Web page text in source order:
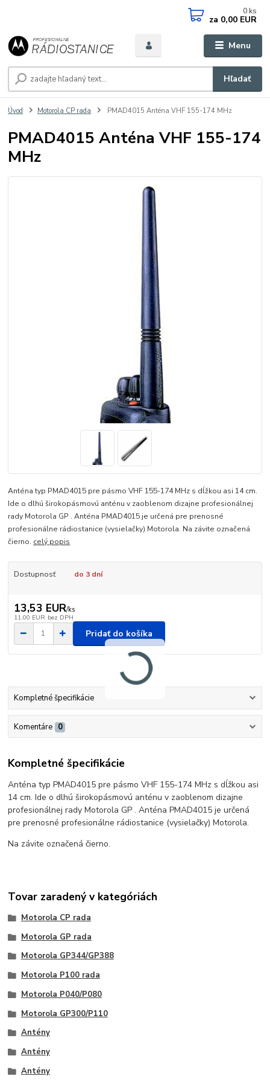
Menu
Hľadať
0 ks
za 0,00 EUR
Úvod Motorola CP rada PMAD4015 Anténa VHF 155-174 MHz
PMAD4015 Anténa VHF 155-174
MHz
Anténa typ PMAD4015 pre pásmo VHF 155-174 MHz s dĺžkou asi 14 cm.
Ide o dlhú širokopásmovú anténu v zaoblenom dizajne profesionálnej
rady Motorola GP . Anténa PMAD4015 je určená pre prenosné
profesionálne rádiostanice (vysielačky) Motorola. Na závite označená
čierno. celý popis
Dostupnosť do 3 dní
13,53 EUR/ks
11,00 EUR bez DPH
Pridať do košíka
Kompletné špecifikácie
Komentáre 0
Kompletné špecifikácie
Anténa typ PMAD4015 pre pásmo VHF 155-174 MHz s dĺžkou asi
14 cm. Ide o dlhú širokopásmovú anténu v zaoblenom dizajne
profesionálnej rady Motorola GP . Anténa PMAD4015 je určená
pre prenosné profesionálne rádiostanice (vysielačky) Motorola.
Na závite označená čierno.
Tovar zaradený v kategóriách
Motorola CP rada
Motorola GP rada
Motorola GP344/GP388
Motorola P100 rada
Motorola P040/P080
Motorola GP300/P110
Antény
Antény
Antény